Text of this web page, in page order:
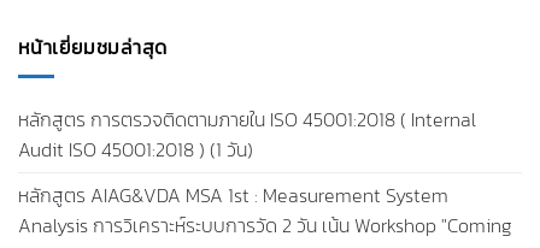
หน้าเยี่ยมชมล่าสุด
หลักสูตร การตรวจติดตามภายใน ISO 45001:2018 ( Internal
Audit ISO 45001:2018 ) (1 วัน)
หลักสูตร AIAG&VDA MSA 1st : Measurement System
Analysis การวิเคราะห์ระบบการวัด 2 วัน เน้น Workshop "Coming